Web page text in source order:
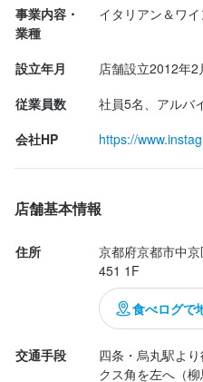
スが太麺に絡み、食べ応え抜群。
• ジェラート： 最後はさっぱり
事業内容・
業種
設立年月
店舗設立2012年
従業員数
社員5名、アルバ
会社HP
https://
店舗基本情報
住所
京都府京都市中
451 1F
食べログで
交通手段
四条・烏丸駅よ
クス角を左へ（
応募資格
必須スキル・経験
飲食店での調理経験
歓迎スキル・経験
・イタリアン、フレンチなど洋
※現在、当店では和食出身のス
ャンルチェンジを考えている方
※調理師免許は無くてもご応募
必須スキル・経験
・飲食店での調理経験がある方
歓迎スキル・経験
飲食店での調理経験 飲食店での接客経験
・イタリアン、フレンチなど洋
ャンルチェンジを考えている方
※調理師免許は無くてもご応募
求める人物像
必須スキル・経験
未経験者の方もご応募頂けます
歓迎スキル・経験
飲食店での調理経験 飲食店での接客経験
※調理師免許は無くてもご応募
求める人物像
・食べること・料理をすること
・包丁の持ち方など、基本から
・ワインや洋食に興味がある方
・コツコツ丁寧な作業を進める